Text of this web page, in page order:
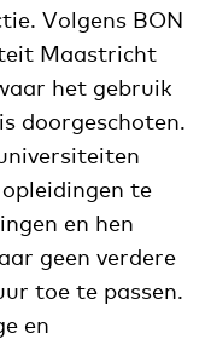
Volgens BON
Maastricht
het gebruik
doorgeschoten.
te
en hen
geen verdere
toe te passen.
en